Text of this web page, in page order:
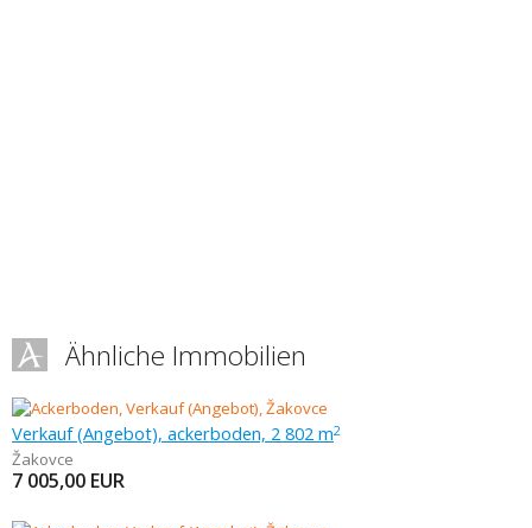
Ähnliche Immobilien
Verkauf (Angebot), ackerboden, 2 802 m2
Žakovce
7 005,00 EUR